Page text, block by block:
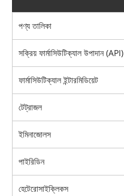
পণ্য তালিকা
সক্রিয় ফার্মাসিউটিক্যাল উপাদান (API)
ফার্মাসিউটিক্যাল ইন্টারমিডিয়েট
টেট্রাজল
ইমিনাজোলস
পাইরিডিন
হেটেরোসাইক্লিকস